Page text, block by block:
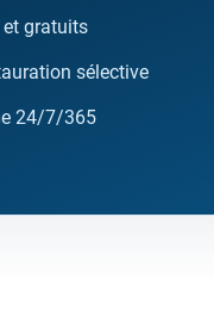
gratuits
sélective
24/7/365